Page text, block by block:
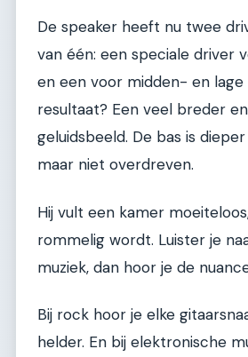
De speaker heeft nu twee
van één: een speciale driver
en een voor midden- en lage
resultaat? Een veel breder
geluidsbeeld. De bas is
maar niet overdreven.
Hij vult een kamer
rommelig wordt. Luister je
muziek, dan hoor je de
Bij rock hoor je elke
helder. En bij elektronische